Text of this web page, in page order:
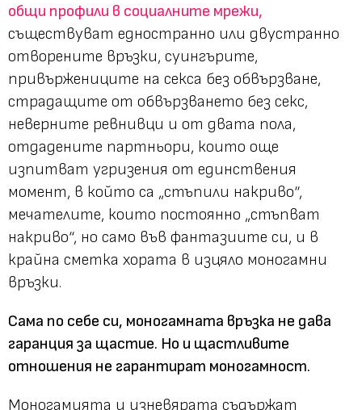
общи профили в социалните мрежи,
съществуват едностранно или двустранно
отворените връзки, суингърите,
привържениците на секса без обвързване,
страдащите от обвързването без секс,
неверните ревнивци и от двата пола,
отдадените партньори, които още
изпитват угризения от единствения
момент, в който са „стъпили накриво“,
мечателите, които постоянно „стъпват
накриво“, но само във фантазиите си, и в
крайна сметка хората в изцяло моногамни
връзки.
Сама по себе си, моногамната връзка не дава
гаранция за щастие. Но и щастливите
отношения не гарантират моногамност.
Моногамията и изневярата съдържат